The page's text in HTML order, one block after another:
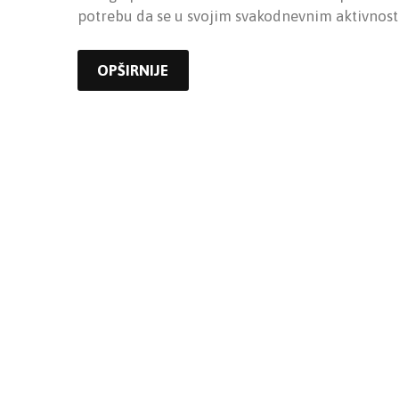
potrebu da se u svojim svakodnevnim
OPŠIRNIJE